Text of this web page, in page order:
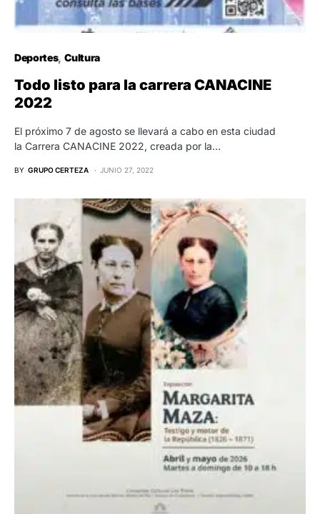
Deportes Cultura
Todo listo para la carrera CANACINE
2022
El próximo 7 de agosto se llevará a cabo en esta ciudad
la Carrera CANACINE 2022, creada por la…
BY GRUPO CERTEZA JUNIO 27, 2022